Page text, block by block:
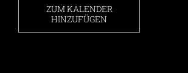
ZUM KALENDER
HINZUFÜGEN